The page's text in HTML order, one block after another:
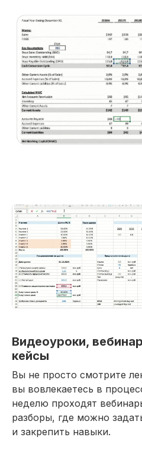
Видеоуроки,
кейсы
Вы не просто смотрите
вы вовлекаетесь в
неделю проходят
разборы, где можно
и закрепить навыки.
Получить программу
Попробовать
Лицензия на осуществление
При дополнительной